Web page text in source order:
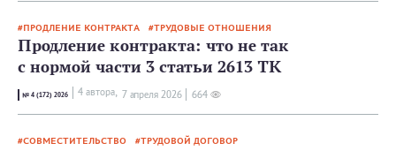
ПРОДЛЕНИЕ КОНТРАКТА ТРУДОВЫЕ ОТНОШЕНИЯ
Продление контракта: что не так
с нормой части 3 статьи 2613 ТК
№ 4 (172) 2026 4 автора, 7 апреля 2026 664
СОВМЕСТИТЕЛЬСТВО ТРУДОВОЙ ДОГОВОР